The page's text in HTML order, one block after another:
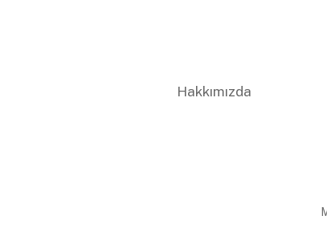
Hakkımızda